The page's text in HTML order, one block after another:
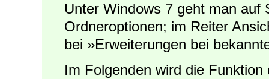
Unter Windows 7 geht man auf
Ordneroptionen; im Reiter
bei »Erweiterungen bei
Im Folgenden wird die